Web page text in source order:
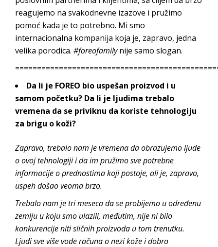
reagujemo na svakodnevne izazove i pružimo
pomoć kada je to potrebno. Mi smo
internacionalna kompanija koja je, zapravo, jedna
velika porodica.#foreofamilynije samo slogan.
Da li je FOREO bio uspešan proizvod i u
samom početku? Da li je ljudima trebalo
vremena da se priviknu da koriste tehnologiju
za brigu o koži?
Zapravo, trebalo nam je vremena da obrazujemo ljude
o ovoj tehnologiji i da im pružimo sve potrebne
informacije o prednostima koji postoje, ali je, zapravo,
uspeh došao veoma brzo.
Trebalo nam je tri meseca da se probijemo u određenu
zemlju u koju smo ulazili, međutim, nije ni bilo
konkurencije niti sličnih proizvoda u tom trenutku.
Ljudi sve više vode računa o nezi kože i dobro